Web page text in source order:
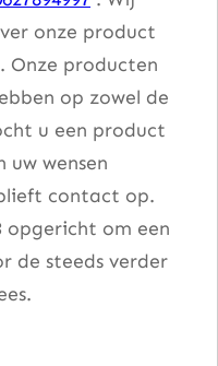
onze product
Onze producten
op zowel de
u een product
wensen
contact op.
opgericht om een
de steeds verder